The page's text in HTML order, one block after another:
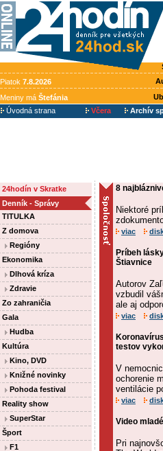
Piatok 7.8.2026
Meniny má Štefánia
Úvodná strana
Včera Archív
24hodín v Skratke
Denník - Správy
TITULKA
Z domova
Regióny
Ekonomika
Dlhová kríza
Zdravie
Zo zahraničia
Gala
Hudba
Kultúra
Kino, DVD
Knižné novinky
Pohoda festival
Reality show
SuperStar
Šport
F1
8
Niektoré
viac
Príbeh
Štiavnice
Autorov
vzbudil
ale aj
viac
testov
V
ochorenie
ventilácie
viac
Video
Pri